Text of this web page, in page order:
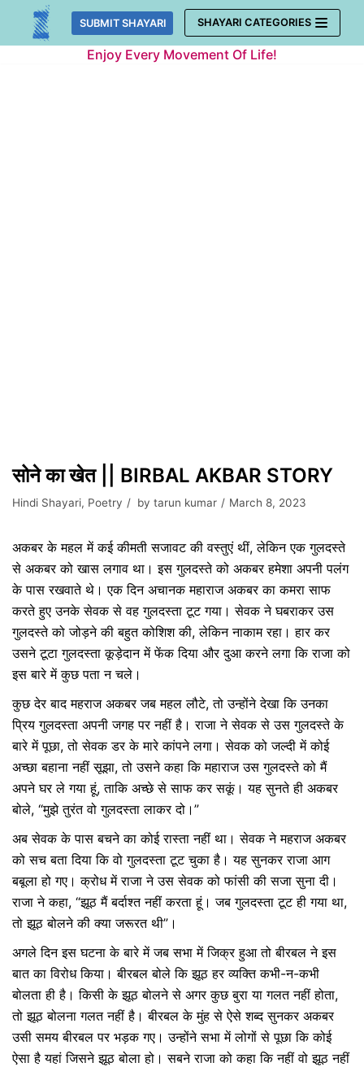
Skip
SUBMIT SHAYARI SHAYARI CATEGORIES
Enjoy Every Movement Of Life!
सोने का खेत || BIRBAL AKBAR STORY
Hindi Shayari, Poetry by tarun kumar March 8, 2023
अकबर के महल में कई कीमती सजावट की वस्तुएं थीं, लेकिन एक गुलदस्ते
से अकबर को खास लगाव था। इस गुलदस्ते को अकबर हमेशा अपनी पलंग
के पास रखवाते थे। एक दिन अचानक महाराज अकबर का कमरा साफ
करते हुए उनके सेवक से वह गुलदस्ता टूट गया। सेवक ने घबराकर उस
गुलदस्ते को जोड़ने की बहुत कोशिश की, लेकिन नाकाम रहा। हार कर
उसने टूटा गुलदस्ता कूड़ेदान में फेंक दिया और दुआ करने लगा कि राजा को
इस बारे में कुछ पता न चले।
कुछ देर बाद महराज अकबर जब महल लौटे, तो उन्होंने देखा कि उनका
प्रिय गुलदस्ता अपनी जगह पर नहीं है। राजा ने सेवक से उस गुलदस्ते के
बारे में पूछा, तो सेवक डर के मारे कांपने लगा। सेवक को जल्दी में कोई
अच्छा बहाना नहीं सूझा, तो उसने कहा कि महाराज उस गुलदस्ते को मैं
अपने घर ले गया हूं, ताकि अच्छे से साफ कर सकूं। यह सुनते ही अकबर
बोले, “मुझे तुरंत वो गुलदस्ता लाकर दो।”
अब सेवक के पास बचने का कोई रास्ता नहीं था। सेवक ने महराज अकबर
को सच बता दिया कि वो गुलदस्ता टूट चुका है। यह सुनकर राजा आग
बबूला हो गए। क्रोध में राजा ने उस सेवक को फांसी की सजा सुना दी।
राजा ने कहा, “झूठ मैं बर्दाश्त नहीं करता हूं। जब गुलदस्ता टूट ही गया था,
तो झूठ बोलने की क्या जरूरत थी”।
अगले दिन इस घटना के बारे में जब सभा में जिक्र हुआ तो बीरबल ने इस
बात का विरोध किया। बीरबल बोले कि झूठ हर व्यक्ति कभी-न-कभी
बोलता ही है। किसी के झूठ बोलने से अगर कुछ बुरा या गलत नहीं होता,
तो झूठ बोलना गलत नहीं है। बीरबल के मुंह से ऐसे शब्द सुनकर अकबर
उसी समय बीरबल पर भड़क गए। उन्होंने सभा में लोगों से पूछा कि कोई
ऐसा है यहां जिसने झूठ बोला हो। सबने राजा को कहा कि नहीं वो झूठ नहीं